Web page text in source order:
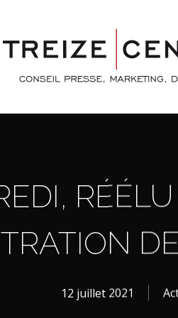
12 juillet 2021